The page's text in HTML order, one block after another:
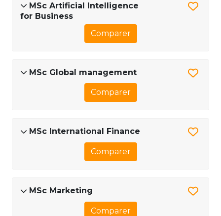
MSc ArtificiaI Intelligence
for Business
Comparer
MSc Global management
Comparer
MSc International Finance
Comparer
MSc Marketing
Comparer